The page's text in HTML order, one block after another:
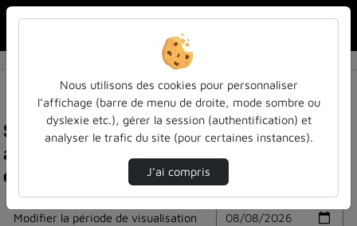
Statistiques de visualisation de la vidéo Travel
and truth from swift to hawkesworth - daniel
carey
Modifier la période de visualisation
Nous utilisons des cookies pour personnaliser
l’affichage (barre de menu de droite, mode sombre ou
dyslexie etc.), gérer la session (authentification) et
analyser le trafic du site (pour certaines instances).
J’ai compris